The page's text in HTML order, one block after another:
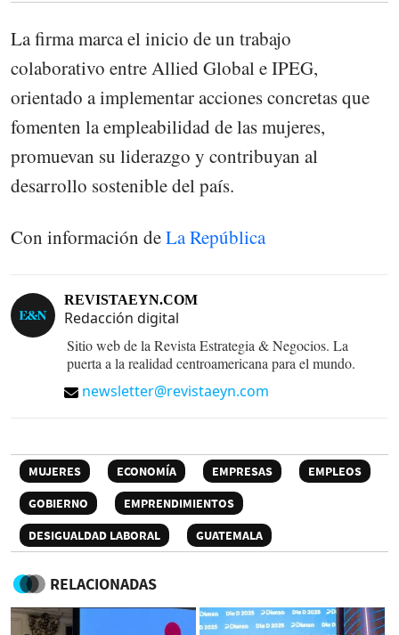
La firma marca el inicio de un trabajo
colaborativo entre Allied Global e IPEG,
orientado a implementar acciones concretas que
fomenten la empleabilidad de las mujeres,
promuevan su liderazgo y contribuyan al
desarrollo sostenible del país.
Con información deLa República
REVISTAEYN.COM
Redacción digital
Sitio web de la Revista Estrategia & Negocios. La
puerta a la realidad centroamericana para el mundo.
newsletter@revistaeyn.com
MUJERES ECONOMÍA EMPRESAS
EMPLEOS
GOBIERNO
EMPRENDIMIENTOS
DESIGUALDAD LABORAL
GUATEMALA
RELACIONADAS